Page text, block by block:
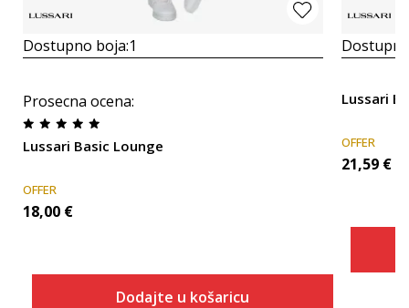
Dostupno boja:1
Prosecna ocena:
Lussari Basic Lounge
OFFER
18,00 €
Dodajte u košaricu
Lussari
OFFER
21,59 €